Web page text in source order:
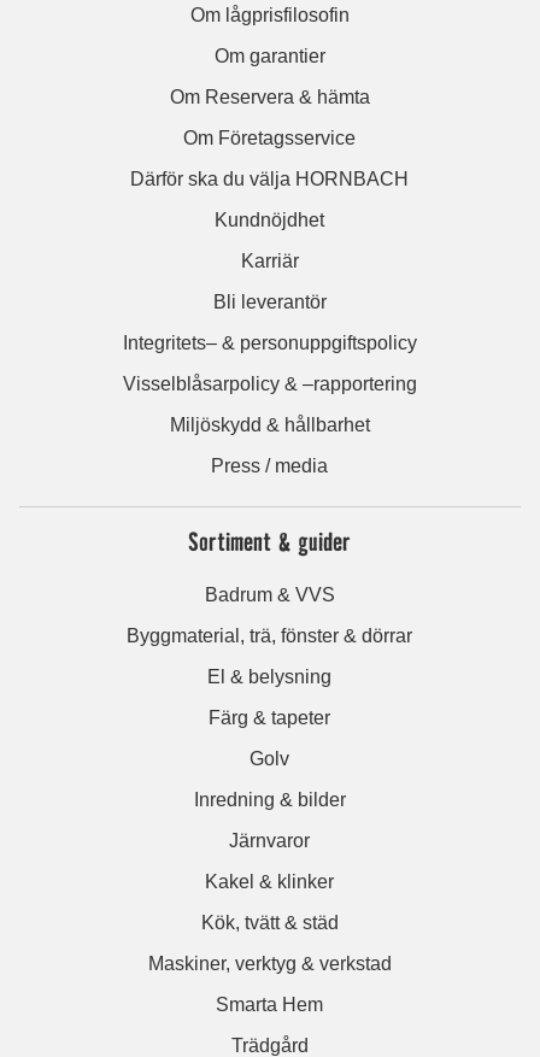
Om lågprisfilosofin
Om garantier
Om Reservera & hämta
Om Företagsservice
Därför ska du välja HORNBACH
Kundnöjdhet
Karriär
Bli leverantör
Integritets– & personuppgiftspolicy
Visselblåsarpolicy & –rapportering
Miljöskydd & hållbarhet
Press / media
Sortiment & guider
Badrum & VVS
Byggmaterial, trä, fönster & dörrar
El & belysning
Färg & tapeter
Golv
Inredning & bilder
Järnvaror
Kakel & klinker
Kök, tvätt & städ
Maskiner, verktyg & verkstad
Smarta Hem
Trädgård